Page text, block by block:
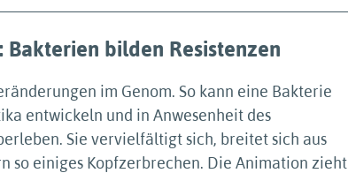
bilden Resistenzen
im Genom. So kann eine Bakterie
entwickeln und in Anwesenheit des
Sie vervielfältigt sich, breitet sich aus
so einiges Kopfzerbrechen. Die Animation zieht